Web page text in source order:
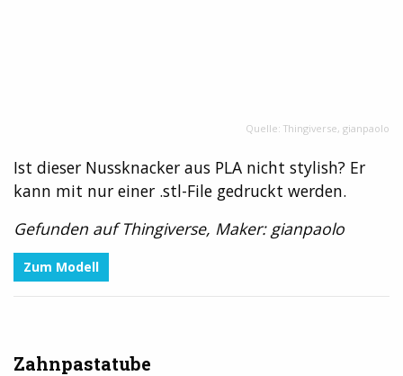
Quelle: Thingiverse, gianpaolo
Ist dieser Nussknacker aus PLA nicht stylish? Er
kann mit nur einer .stl-File gedruckt werden.
Gefunden auf Thingiverse, Maker: gianpaolo
Zum Modell
Zahnpastatube